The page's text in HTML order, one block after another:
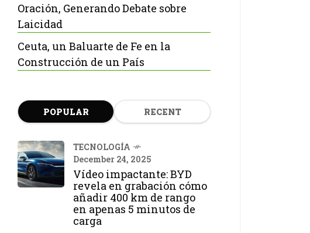
Oración, Generando Debate sobre
Laicidad
Ceuta, un Baluarte de Fe en la
Construcción de un País
POPULAR RECENT
TECNOLOGÍA
December 24, 2025
Vídeo impactante: BYD
revela en grabación cómo
añadir 400 km de rango
en apenas 5 minutos de
carga